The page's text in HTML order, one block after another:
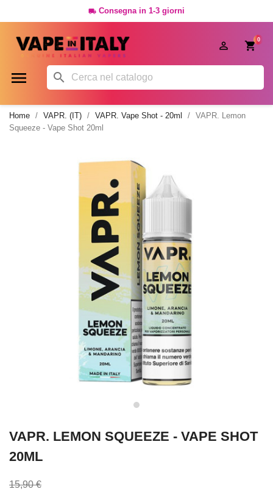
 Consegna in 1-3 giorni
0

 
Home VAPR. (IT) VAPR. Vape Shot - 20ml
VAPR. Lemon
Squeeze - Vape Shot 20ml
VAPR. LEMON SQUEEZE - VAPE SHOT
20ML
15,90 €